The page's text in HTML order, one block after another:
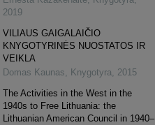
2019
VILIAUS GAIGALAIČIO
KNYGOTYRINĖS NUOSTATOS IR
VEIKLA
Domas Kaunas, Knygotyra, 2015
The Activities in the West in the
1940s to Free Lithuania: the
Lithuanian American Council in 1940–